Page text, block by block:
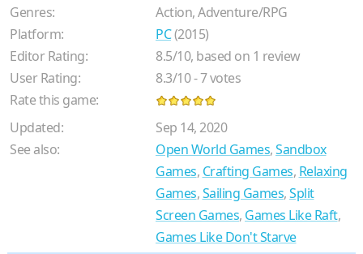
Genres:
Action, Adventure/RPG
Platform:
PC(2015)
Editor Rating:
8.5/10, based on 1 review
User Rating:
8.3/10-7votes
Rate this game:
Updated:
Sep 14, 2020
See also:
Open World Games,Sandbox
Games, Crafting Games, Relaxing
Games,Sailing Games,Split
Screen Games, Games Like Raft,
Games Like Don't Starve